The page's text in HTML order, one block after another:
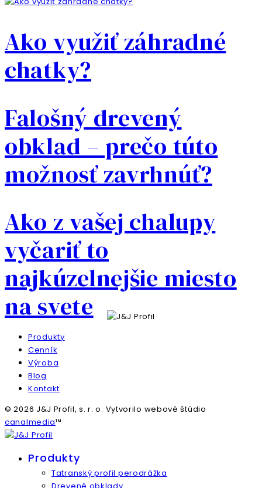
Ako využiť záhradné
chatky?
Falošný drevený
obklad – prečo túto
možnosť zavrhnúť?
Ako z vašej chalupy
vyčariť to
najkúzelnejšie miesto
na svete
Produkty
Cenník
Výroba
Blog
Kontakt
© 2026 J&J Profil, s. r. o. Vytvorilo webové štúdio
canalmedia™
Produkty
Tatranský profil perodrážka